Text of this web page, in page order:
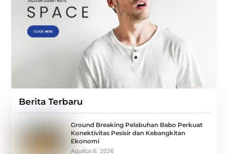
Berita Terbaru
Ground Breaking Pelabuhan Babo Perkuat
Konektivitas Pesisir dan Kebangkitan
Ekonomi
Agustus 6, 2026